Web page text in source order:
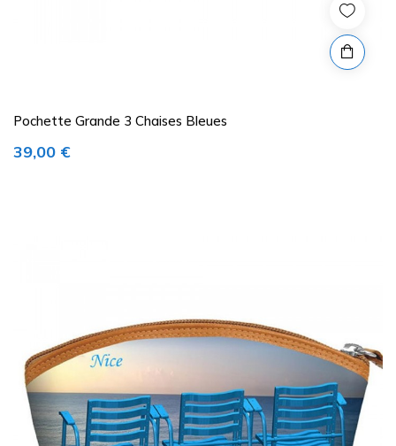
Pochette Grande 3 Chaises Bleues
Prix
39,00 €